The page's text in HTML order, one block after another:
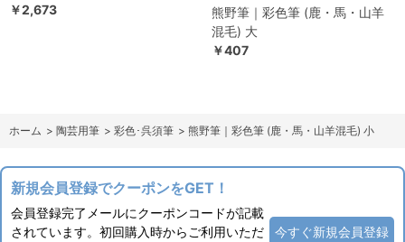
￥2,673
熊野筆｜彩色筆 (鹿・馬・山羊
混毛) 大
￥407
ホーム > 陶芸用筆 > 彩色･呉須筆 > 熊野筆｜彩色筆 (鹿・馬・山羊混毛) 小
新規会員登録でクーポンをGET！
会員登録完了メールにクーポンコードが記載
されています。初回購入時からご利用いただ
今すぐ新規会員登録